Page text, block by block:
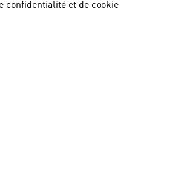
confidentialité et de cookie